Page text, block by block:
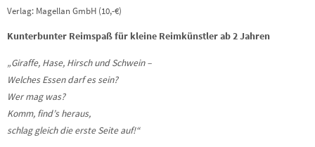
Verlag: Magellan GmbH (10,-€)
Kunterbunter Reimspaß für kleine Reimkünstler ab 2 Jahren
„Giraffe, Hase, Hirsch und Schwein –
Welches Essen darf es sein?
Wer mag was?
Komm, find’s heraus,
schlag gleich die erste Seite auf!“